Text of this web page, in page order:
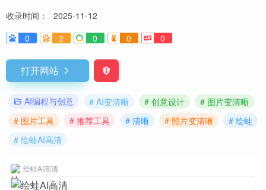
收录时间：
2025-11-12
0
2 0 0 0
打开网站
AI编程与创意 # AI变清晰 # 创意设计
# 图片变清晰
# 图片工具
# 推荐工具 # 清晰 # 照片变清晰
# 绘蛙
# 绘蛙AI高清
绘蛙AI高清